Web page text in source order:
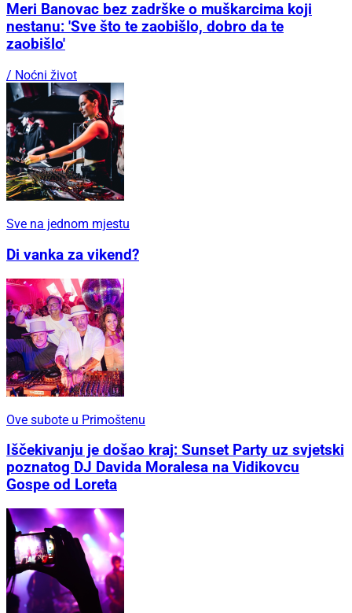
Meri Banovac bez zadrške o muškarcima koji
nestanu: 'Sve što te zaobišlo, dobro da te
zaobišlo'
/ Noćni život
Sve na jednom mjestu
Di vanka za vikend?
Ove subote u Primoštenu
Iščekivanju je došao kraj: Sunset Party uz svjetski
poznatog DJ Davida Moralesa na Vidikovcu
Gospe od Loreta